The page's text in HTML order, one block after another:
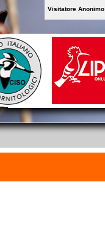
Visitatore Anonimo